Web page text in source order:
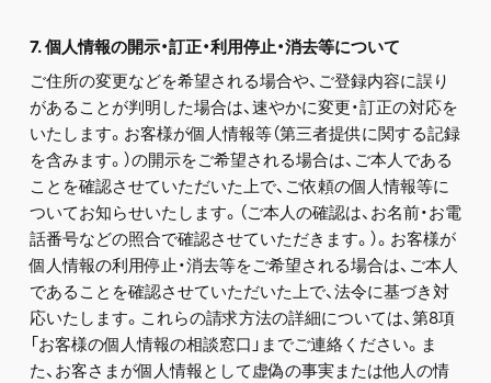
7. 個人情報の開示・訂正・利用停止・消去等について
ご住所の変更などを希望される場合や、ご登録内容に誤り
があることが判明した場合は、速やかに変更・訂正の対応を
いたします。お客様が個人情報等（第三者提供に関する記録
を含みます。）の開示をご希望される場合は、ご本人である
ことを確認させていただいた上で、ご依頼の個人情報等に
ついてお知らせいたします。（ご本人の確認は、お名前・お電
話番号などの照合で確認させていただきます。）。お客様が
個人情報の利用停止・消去等をご希望される場合は、ご本人
であることを確認させていただいた上で、法令に基づき対
応いたします。これらの請求方法の詳細については、第8項
「お客様の個人情報の相談窓口」までご連絡ください。ま
た、お客さまが個人情報として虚偽の事実または他人の情